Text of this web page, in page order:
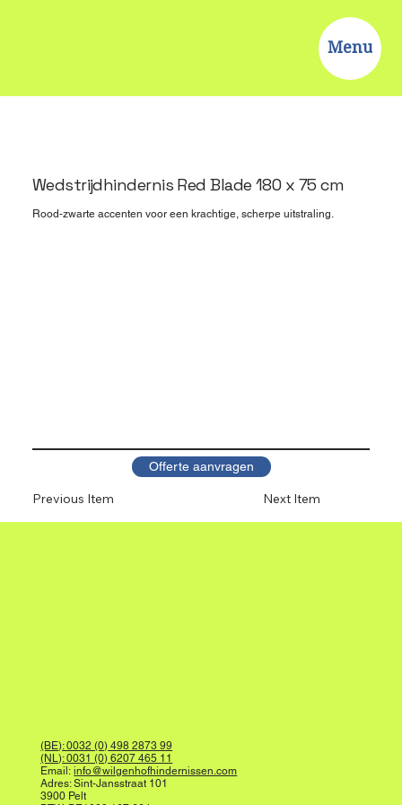
Menu
Wedstrijdhindernis Red Blade 180 x 75 cm
Rood-zwarte accenten voor een krachtige, scherpe uitstraling.
Next Item
Previous Item
Offerte aanvragen
(BE): 0032 (0) 498 2873 99
(NL): 0031 (0) 6207 465 11
Email:info@wilgenhofhindernissen.com
Adres: Sint-Jansstraat 101
3900 Pelt